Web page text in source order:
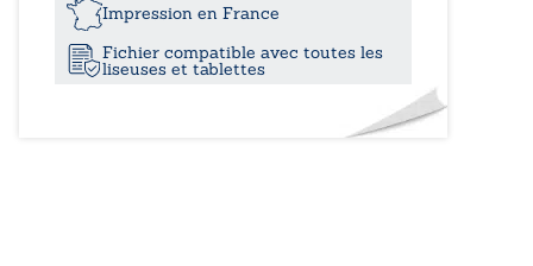
Impression en France
Fichier compatible avec toutes les
liseuses et tablettes